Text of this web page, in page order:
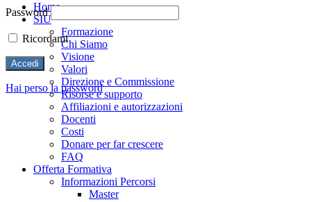
Home
SIU
Formazione
Chi Siamo
Visione
Valori
Direzione e Commissione
Risorse e supporto
Affiliazioni e autorizzazioni
Docenti
Costi
Donare per far crescere
FAQ
Offerta Formativa
Informazioni Percorsi
Master
Password
Ricordami
Hai perso la password